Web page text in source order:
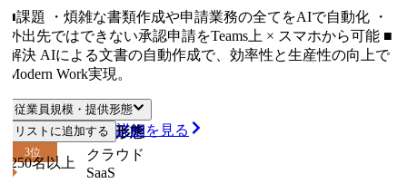
課題 ・煩雑な書類作成や申請業務の全てをAIで自動化 ・
出先ではできない承認申請をTeams上 × スマホから可能 ■
決 AIによる文書の自動作成で、効率性と生産性の向上で
Work実現。
従業員規模・提供形態
業員規模 提供形態
名以上
クラウド
SaaS
リストに追加する 詳細を見る
位